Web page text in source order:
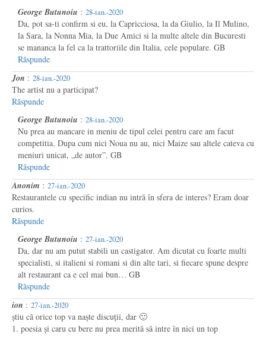
George Butunoiu : 28-ian.-2020
Da, pot sa-ti confirm si eu, la Capricciosa, la da Giulio, la Il Mulino,
la Sara, la Nonna Mia, la Due Amici si la multe altele din Bucuresti
se mananca la fel ca la trattoriile din Italia, cele populare. GB
Răspunde
Jon : 28-ian.-2020
The artist nu a participat?
Răspunde
George Butunoiu : 28-ian.-2020
Nu prea au mancare in meniu de tipul celei pentru care am facut
competitia. Dupa cum nici Noua nu au, nici Maize sau altele cateva cu
meniuri unicat, „de autor”. GB
Răspunde
Anonim : 27-ian.-2020
Restaurantele cu specific indian nu intră în sfera de interes? Eram doar
curios.
Răspunde
George Butunoiu : 27-ian.-2020
Da, dar nu am putut stabili un castigator. Am dicutat cu foarte multi
specialisti, si italieni si romani si din alte tari, si fiecare spune despre
alt restaurant ca e cel mai bun… GB
Răspunde
ion : 27-ian.-2020
știu că orice top va naște discuții, dar 🙂
1. poesia și caru cu bere nu prea merită să intre în nici un top